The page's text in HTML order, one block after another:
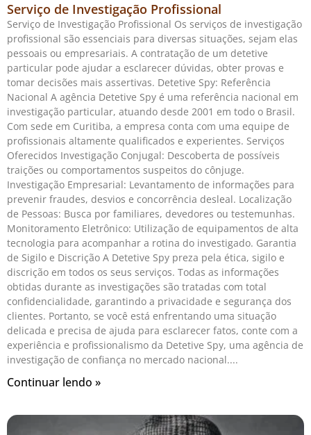
Serviço de Investigação Profissional
Serviço de Investigação Profissional Os serviços de investigação
profissional são essenciais para diversas situações, sejam elas
pessoais ou empresariais. A contratação de um detetive
particular pode ajudar a esclarecer dúvidas, obter provas e
tomar decisões mais assertivas. Detetive Spy: Referência
Nacional A agência Detetive Spy é uma referência nacional em
investigação particular, atuando desde 2001 em todo o Brasil.
Com sede em Curitiba, a empresa conta com uma equipe de
profissionais altamente qualificados e experientes. Serviços
Oferecidos Investigação Conjugal: Descoberta de possíveis
traições ou comportamentos suspeitos do cônjuge.
Investigação Empresarial: Levantamento de informações para
prevenir fraudes, desvios e concorrência desleal. Localização
de Pessoas: Busca por familiares, devedores ou testemunhas.
Monitoramento Eletrônico: Utilização de equipamentos de alta
tecnologia para acompanhar a rotina do investigado. Garantia
de Sigilo e Discrição A Detetive Spy preza pela ética, sigilo e
discrição em todos os seus serviços. Todas as informações
obtidas durante as investigações são tratadas com total
confidencialidade, garantindo a privacidade e segurança dos
clientes. Portanto, se você está enfrentando uma situação
delicada e precisa de ajuda para esclarecer fatos, conte com a
experiência e profissionalismo da Detetive Spy, uma agência de
investigação de confiança no mercado nacional.
Continuar lendo »